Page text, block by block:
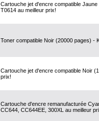
Cartouche jet d'encre compatible
T0614 au meilleur prix!
Toner compatible Noir (20000 pages) -
Cartouche jet d'encre compatible Noir
prix!
Cartouche d'encre remanufacturée
CC644, CC644EE, 300XL au meilleur